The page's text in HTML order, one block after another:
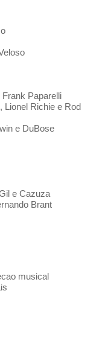
Paparelli
Lionel Richie e Rod
e DuBose
e Cazuza
Brant
musical